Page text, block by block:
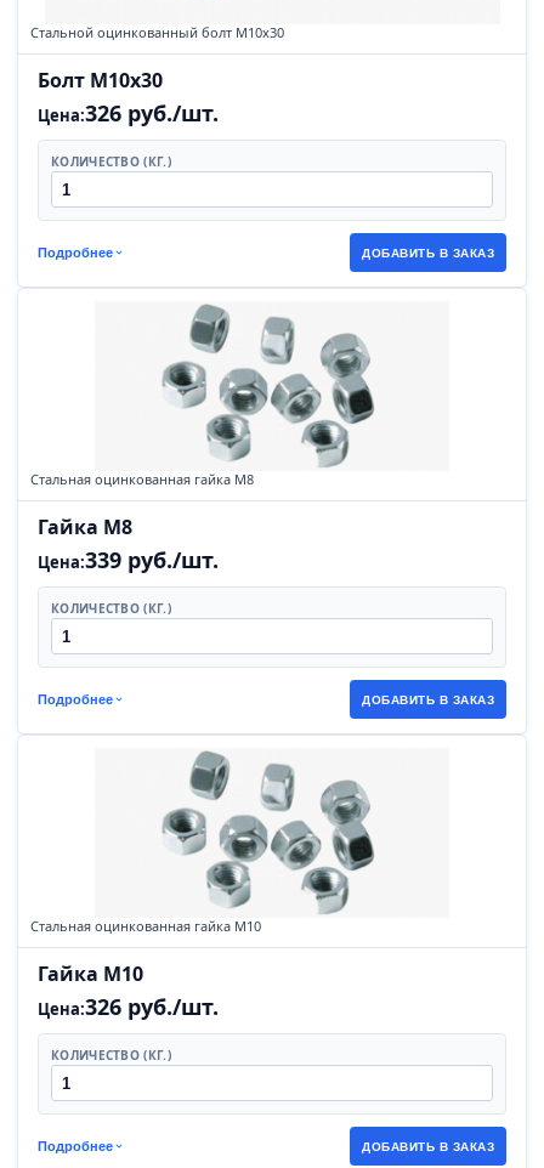
Стальной оцинкованный болт М10х30
Болт М10х30
Цена:326 руб./шт.
КОЛИЧЕСТВО (КГ.)
Подробнее ДОБАВИТЬ В ЗАКАЗ
Стальная оцинкованная гайка М8
Гайка М8
Цена:339 руб./шт.
КОЛИЧЕСТВО (КГ.)
Подробнее ДОБАВИТЬ В ЗАКАЗ
Стальная оцинкованная гайка М10
Гайка М10
Цена:326 руб./шт.
КОЛИЧЕСТВО (КГ.)
Подробнее ДОБАВИТЬ В ЗАКАЗ